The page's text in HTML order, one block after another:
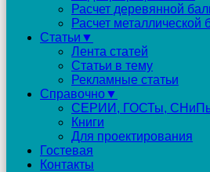
Расчет деревянной
Расчет металлической
Статьи▼
Лента статей
Статьи в тему
Рекламные статьи
Справочно▼
СЕРИИ, ГОСТы, СНиПы
Книги
Для проектирования
Гостевая
Контакты